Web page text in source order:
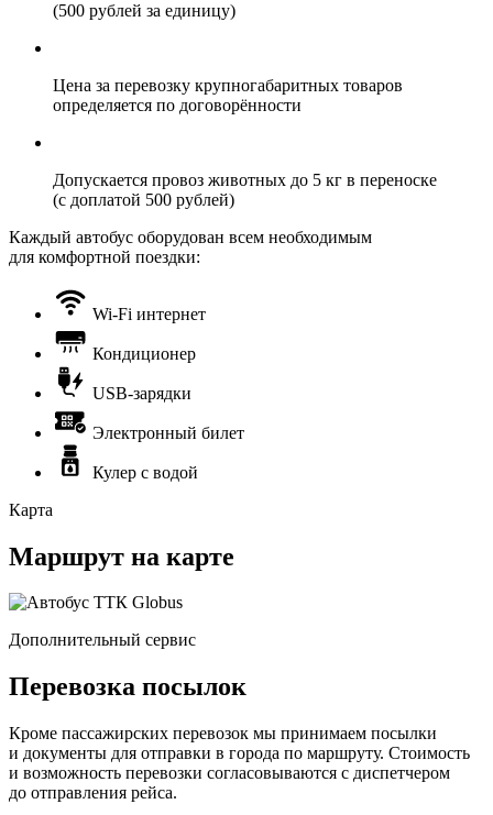
(500 рублей за единицу)
Цена за перевозку крупногабаритных товаров
определяется по договорённости
Допускается провоз животных до 5 кг в переноске
(с доплатой 500 рублей)
Каждый автобус оборудован всем необходимым
для комфортной поездки:
Wi-Fi интернет
Кондиционер
USB-зарядки
Электронный билет
Кулер с водой
Карта
Маршрут на карте
Дополнительный сервис
Перевозка посылок
Кроме пассажирских перевозок мы принимаем посылки
и документы для отправки в города по маршруту. Стоимость
и возможность перевозки согласовываются с диспетчером
до отправления рейса.